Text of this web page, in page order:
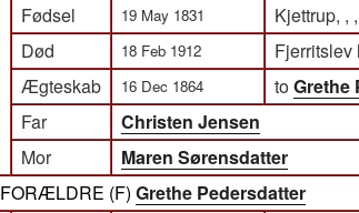
Fødsel
19 May 1831
Kjettrup, , ,
Død
18 Feb 1912
Fjerritslev
Ægteskab
16 Dec 1864 toGrethe
Far
Christen Jensen
Mor
Maren Sørensdatter
FORÆLDRE (F) Grethe Pedersdatter